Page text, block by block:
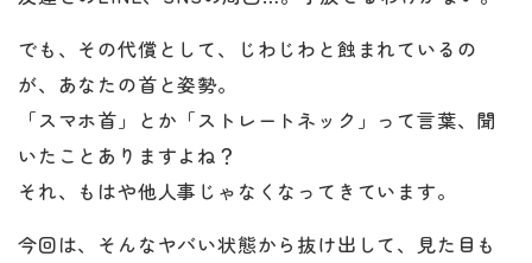
でも、その代償として、じわじわと蝕まれているの
が、あなたの首と姿勢。
「スマホ首」とか「ストレートネック」って言葉、聞
いたことありますよね？
それ、もはや他人事じゃなくなってきています。
今回は、そんなヤバい状態から抜け出して、見た目も